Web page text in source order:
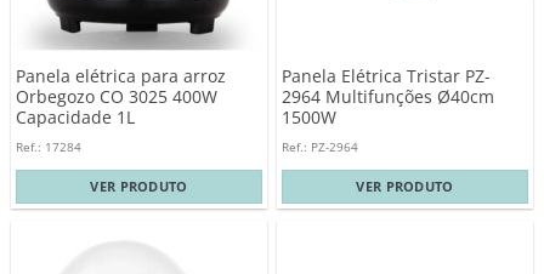
Panela elétrica para arroz
Orbegozo CO 3025 400W
Capacidade 1L
Ref.: 17284
VER PRODUTO
Panela Elétrica Tristar PZ-
2964 Multifunções Ø40cm
1500W
Ref.: PZ-2964
VER PRODUTO